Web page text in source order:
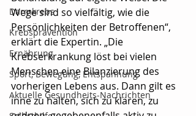
Darmkrebs
Krebsprävention
Ernährung
Sport, Bewegung, Entspannung
Aktuelle Gesundheits-Nachrichten
Wege sind so vielfältig, wie die
Persönlichkeiten der Betroffenen“,
erklärt die Expertin. „Die
Krebserkrankung löst bei vielen
Menschen eine Bilanzierung des
vorherigen Lebens aus. Dann gilt es
inne zu halten, sich zu klären, zu